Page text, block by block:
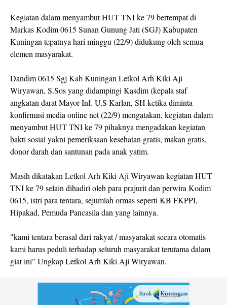
Kegiatan dalam menyambut HUT TNI ke 79 bertempat di
Markas Kodim 0615 Sunan Gunung Jati (SGJ) Kabupaten
Kuningan tepatnya hari minggu (22/9) didukung oleh semua
elemen masyarakat.
Dandim 0615 Sgj Kab Kuningan Letkol Arh Kiki Aji
Wiryawan, S.Sos yang didampingi Kasdim (kepala staf
angkatan darat Mayor Inf. U.S Karlan, SH ketika diminta
konfirmasi media online net (22/9) mengatakan, kegiatan dalam
menyambut HUT TNI ke 79 pihaknya mengadakan kegiatan
bakti sosial yakni pemeriksaan kesehatan gratis, makan gratis,
donor darah dan santunan pada anak yatim.
Masih dikatakan Letkol Arh Kiki Aji Wiryawan kegiatan HUT
TNI ke 79 selain dihadiri oleh para prajurit dan perwira Kodim
0615, istri para tentara, sejumlah ormas seperti KB FKPPI,
Hipakad, Pemuda Pancasila dan yang lainnya.
"kami tentara berasal dari rakyat / masyarakat secara otomatis
kami harus peduli terhadap seluruh masyarakat terutama dalam
giat ini" Ungkap Letkol Arh Kiki Aji Wiryawan.